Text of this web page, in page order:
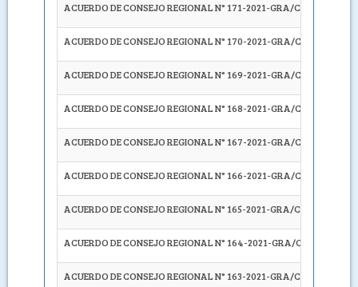
ACUERDO DE CONSEJO REGIONAL N° 171-2021-GRA/CR
ACUERDO DE CONSEJO REGIONAL N° 170-2021-GRA/CR
ACUERDO DE CONSEJO REGIONAL N° 169-2021-GRA/CR
ACUERDO DE CONSEJO REGIONAL N° 168-2021-GRA/CR
ACUERDO DE CONSEJO REGIONAL N° 167-2021-GRA/CR
ACUERDO DE CONSEJO REGIONAL N° 166-2021-GRA/CR
ACUERDO DE CONSEJO REGIONAL N° 165-2021-GRA/CR
ACUERDO DE CONSEJO REGIONAL N° 164-2021-GRA/CR
ACUERDO DE CONSEJO REGIONAL N° 163-2021-GRA/CR